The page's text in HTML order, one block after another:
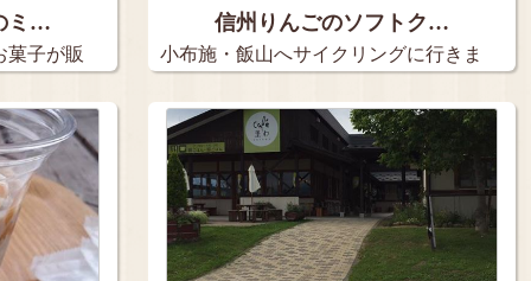
ミ…
菓子が販
信州りんごのソフトク…
小布施・飯山へサイクリングに行きま